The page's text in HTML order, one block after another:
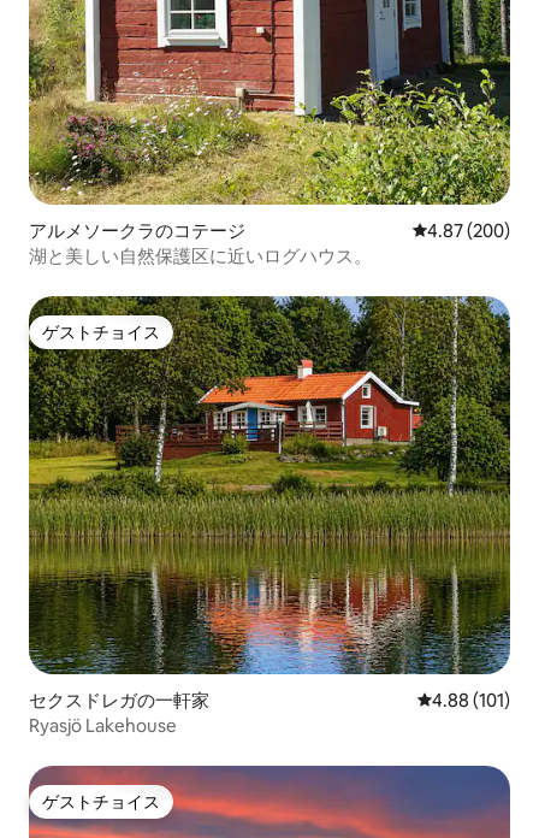
アルメソークラのコテージ レビュー200
4.87 (200)
湖と美しい自然保護区に近いログハウス。
ゲストチョイス
ゲストチョイス
セクスドレガの一軒家 レビュー101
4.88 (101)
Ryasjö Lakehouse
ゲストチョイス
ゲストチョイス